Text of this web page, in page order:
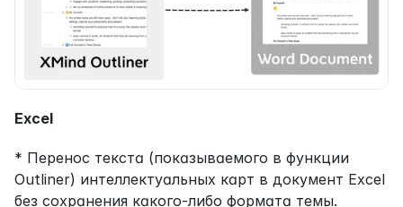
Excel
* Перенос текста (показываемого в функции
Outliner) интеллектуальных карт в документ Excel
без сохранения какого-либо формата темы.